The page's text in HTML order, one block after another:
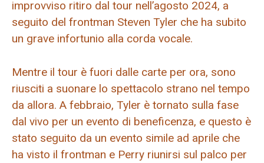
improvviso ritiro dal tour nell’agosto 2024, a
seguito del frontman Steven Tyler che ha subito
un grave infortunio alla corda vocale.
Mentre il tour è fuori dalle carte per ora, sono
riusciti a suonare lo spettacolo strano nel tempo
da allora. A febbraio, Tyler è tornato sulla fase
dal vivo per un evento di beneficenza, e questo è
stato seguito da un evento simile ad aprile che
ha visto il frontman e Perry riunirsi sul palco per